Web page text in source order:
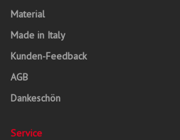
Material
Made in Italy
Kunden-Feedback
AGB
Dankeschön
Service